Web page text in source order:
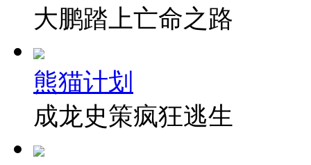
大鹏踏上亡命之路
熊猫计划
成龙史策疯狂逃生